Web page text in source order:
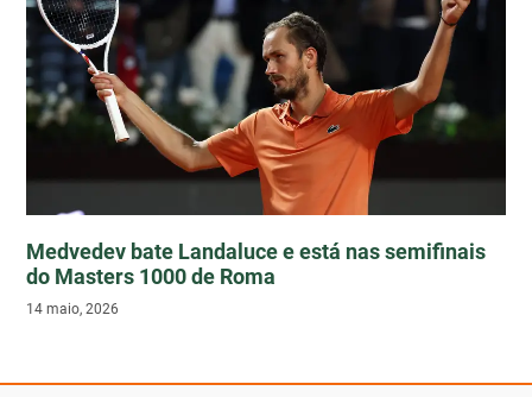
Medvedev bate Landaluce e está nas semifinais
do Masters 1000 de Roma
14 maio, 2026